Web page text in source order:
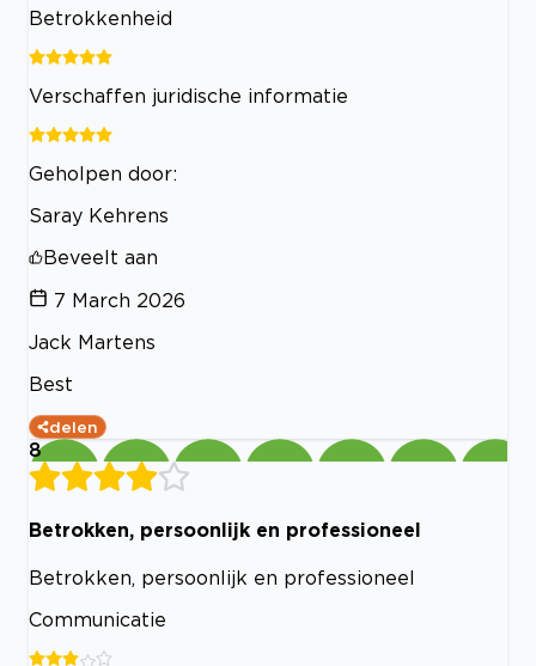
Betrokkenheid
Verschaffen juridische informatie
Geholpen door:
Saray Kehrens
Beveelt aan
7 March 2026
Jack Martens
Best
delen
8
Betrokken, persoonlijk en professioneel
Betrokken, persoonlijk en professioneel
Communicatie